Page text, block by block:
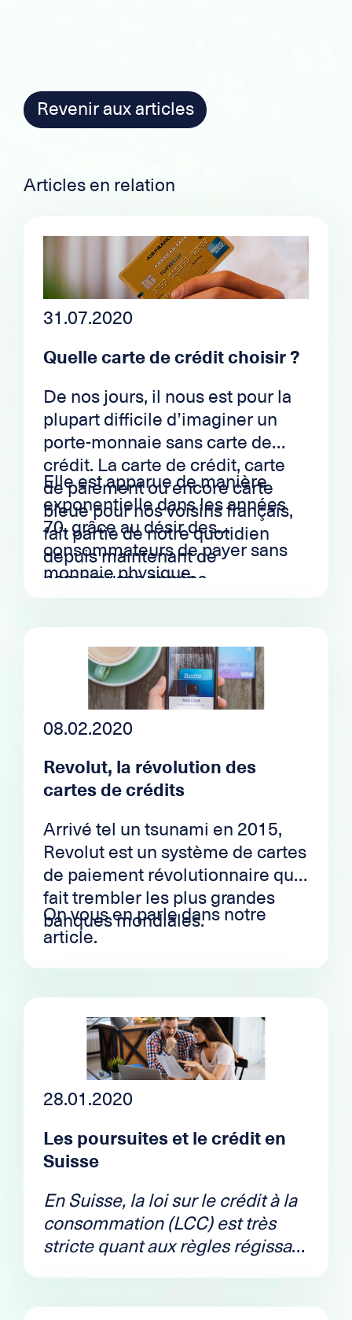
Revenir aux articles
Articles en relation
31.07.2020
Quelle carte de crédit choisir ?
De nos jours, il nous est pour la
plupart difficile d’imaginer un
porte-monnaie sans carte de
crédit. La carte de crédit, carte
de paiement ou encore carte
bleue pour nos voisins français,
fait partie de notre quotidien
depuis maintenant de
nombreuses années.
Elle est apparue de manière
exponentielle dans les années
70, grâce au désir des
consommateurs de payer sans
monnaie physique.
08.02.2020
Revolut, la révolution des
cartes de crédits
Arrivé tel un tsunami en 2015,
Revolut est un système de cartes
de paiement révolutionnaire qui
fait trembler les plus grandes
banques mondiales.
On vous en parle dans notre
article.
28.01.2020
Les poursuites et le crédit en
Suisse
En Suisse, la loi sur le crédit à la
consommation (LCC) est très
stricte quant aux règles régissant
d’obtenir un crédit lorsque l’on a